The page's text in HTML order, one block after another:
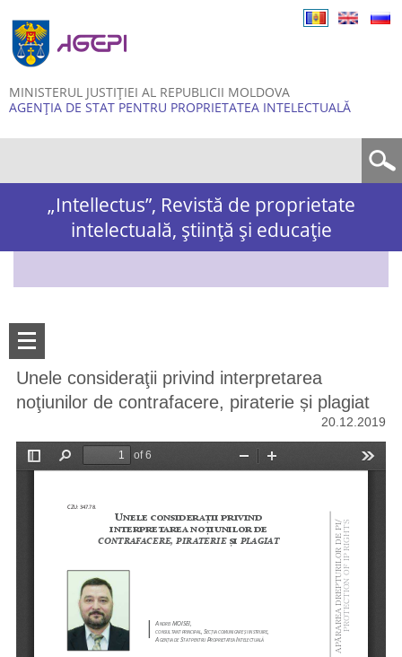
MINISTERUL JUSTIȚIEI AL REPUBLICII MOLDOVA
AGENȚIA DE STAT PENTRU PROPRIETATEA INTELECTUALĂ
„Intellectus”, Revistă de proprietate
intelectuală, știință și educație
Unele consideraţii privind interpretarea
noţiunilor de contrafacere, piraterie și plagiat
20.12.2019